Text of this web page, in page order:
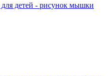
детей - рисунок мышки